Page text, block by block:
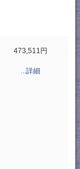
473,511円
...詳細